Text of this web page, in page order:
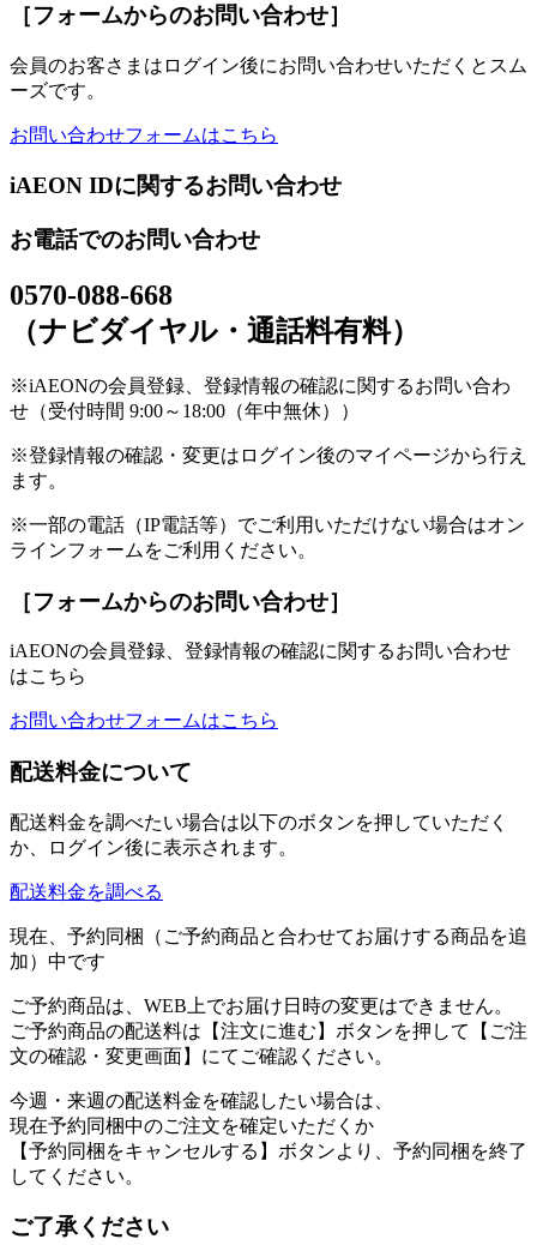
［フォームからのお問い合わせ］
会員のお客さまはログイン後にお問い合わせいただくとスム
ーズです。
お問い合わせフォームはこちら
iAEON IDに関するお問い合わせ
お電話でのお問い合わせ
0570-088-668
（ナビダイヤル・通話料有料）
※iAEONの会員登録、登録情報の確認に関するお問い合わ
せ（受付時間 9:00～18:00（年中無休））
※登録情報の確認・変更はログイン後のマイページから行え
ます。
※一部の電話（IP電話等）でご利用いただけない場合はオン
ラインフォームをご利用ください。
［フォームからのお問い合わせ］
iAEONの会員登録、登録情報の確認に関するお問い合わせ
はこちら
お問い合わせフォームはこちら
配送料金について
配送料金を調べたい場合は以下のボタンを押していただく
か、ログイン後に表示されます。
配送料金を調べる
現在、予約同梱（ご予約商品と合わせてお届けする商品を追
加）中です
ご予約商品は、WEB上でお届け日時の変更はできません。
ご予約商品の配送料は【注文に進む】ボタンを押して【ご注
文の確認・変更画面】にてご確認ください。
今週・来週の配送料金を確認したい場合は、
現在予約同梱中のご注文を確定いただくか
【予約同梱をキャンセルする】ボタンより、予約同梱を終了
してください。
ご了承ください